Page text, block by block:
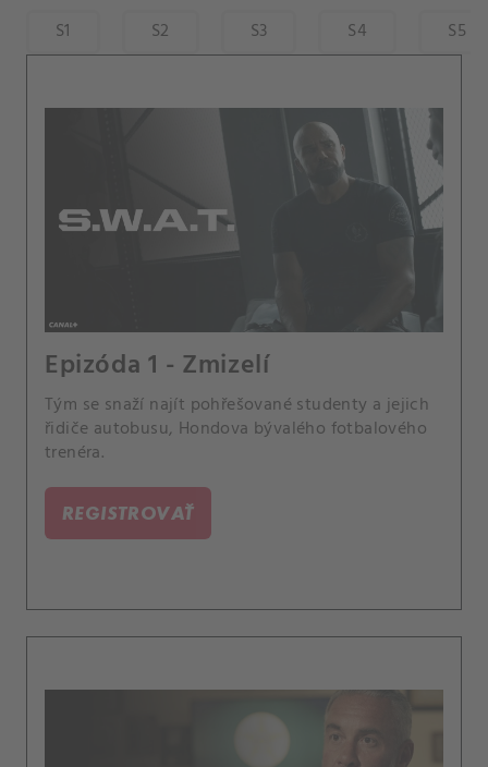
S1 S2 S3 S4 S5
Epizóda 1 - Zmizelí
Tým se snaží najít pohřešované studenty a jejich
řidiče autobusu, Hondova bývalého fotbalového
trenéra.
REGISTROVAŤ